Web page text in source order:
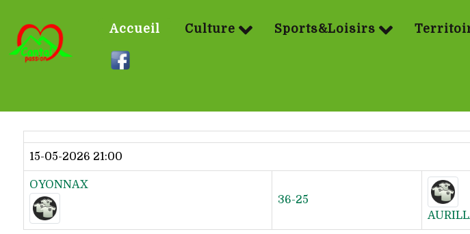
Accueil Culture Sports&Loisirs
15-05-2026 21:00
OYONNAX
36-25